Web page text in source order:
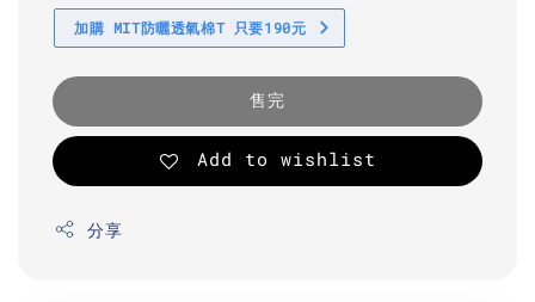
加購 MIT防曬透氣棉T 只要190元
售完
Add to wishlist
分享